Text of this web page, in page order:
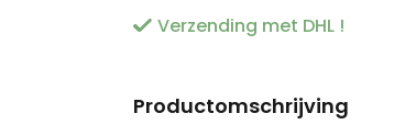
Verzending met DHL !
Productomschrijving